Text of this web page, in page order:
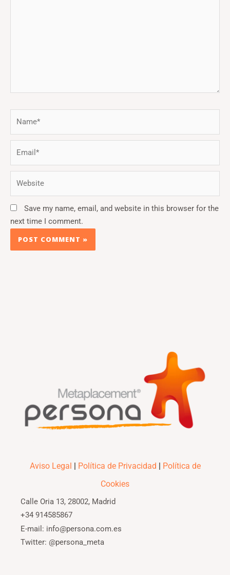
Save my name, email, and website in this browser for the
next time I comment.
Aviso Legal | Política de Privacidad | Política de
Cookies
Calle Oria 13, 28002, Madrid
+34 914585867
E-mail: info@persona.com.es
Twitter: @persona_meta